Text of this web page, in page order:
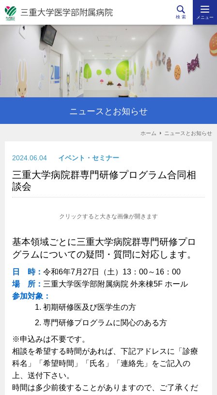
検 索 メニュー
ニュースとお知らせ
ホーム ニュースとお知らせ
2024.06.04 イベント・セミナー
三重大学病院群専門研修プログラム合同相
談会
クリックすると大きな画像が開きます
基本領域ごとに三重大学病院群専門研修プロ
グラムについての疑問・質問に対応します。
日 時： 令和6年7月27日（土）13：00～16：00
場 所： 三重大学医学部附属病院 外来棟5F ホール
参加対象：
初期研修医及び医学生の方
専門研修プログラムに関心のある方
※申込みは不要です。
相談を希望する時間があれば、下記アドレスに「診療
科名」「希望時間」「氏名」「連絡先」をご記入の
上、送付下さい。
時間は多少前後することがありますので、ご了承くだ